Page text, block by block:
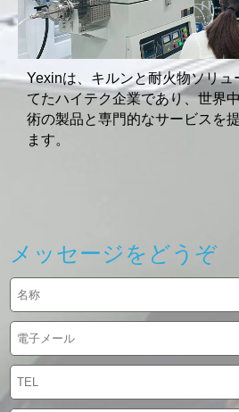
Yexinは、キルンと耐火物ソリュ
てたハイテク企業であり、世界
術の製品と専門的なサービスを
ます。
メッセージをどうぞ